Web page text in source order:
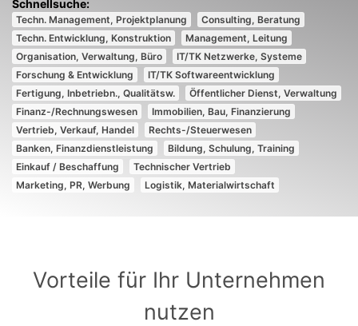
Techn. Management, Projektplanung
Consulting, Beratung
Techn. Entwicklung, Konstruktion
Management, Leitung
Organisation, Verwaltung, Büro
IT/TK Netzwerke, Systeme
Forschung & Entwicklung
IT/TK Softwareentwicklung
Fertigung, Inbetriebn., Qualitätsw.
Öffentlicher Dienst, Verwaltung
Finanz-/Rechnungswesen
Immobilien, Bau, Finanzierung
Vertrieb, Verkauf, Handel
Rechts-/Steuerwesen
Banken, Finanzdienstleistung
Bildung, Schulung, Training
Einkauf / Beschaffung
Technischer Vertrieb
Marketing, PR, Werbung
Logistik, Materialwirtschaft
Vorteile für Ihr Unternehmen
nutzen